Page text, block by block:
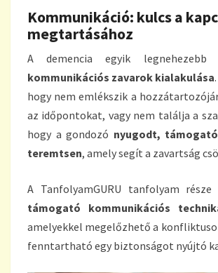
Kommunikáció: kulcs a
megtartásához
A demencia egyik legnehezebb
kommunikációs zavarok kialakulása
hogy nem emlékszik a
az időpontokat, vagy nem találja a
hogy a gondozó nyugodt,
teremtsen, amely segít a zavartság
A TanfolyamGURU tanfolyam része
támogató kommunikációs
amelyekkel megelőzhető a
fenntartható egy biztonságot nyújtó